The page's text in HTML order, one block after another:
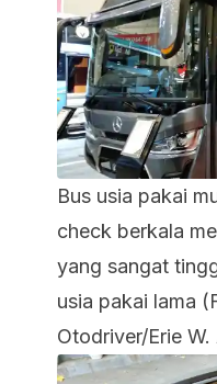
Bus usia pakai
check berkala
yang sangat
usia pakai lama
Otodriver/Erie W.